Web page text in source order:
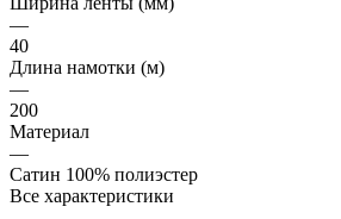
—
40
Длина намотки (м)
—
200
Материал
—
Сатин 100% полиэстер
Все характеристики